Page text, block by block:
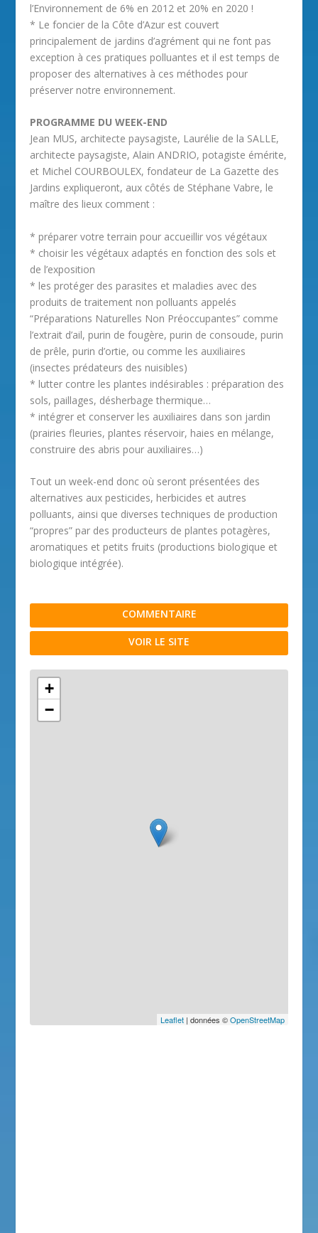
l’Environnement de 6% en 2012 et 20% en 2020 !
* Le foncier de la Côte d’Azur est couvert
principalement de jardins d’agrément qui ne font pas
exception à ces pratiques polluantes et il est temps de
proposer des alternatives à ces méthodes pour
préserver notre environnement.
PROGRAMME DU WEEK-END
Jean MUS, architecte paysagiste, Laurélie de la SALLE,
architecte paysagiste, Alain ANDRIO, potagiste émérite,
et Michel COURBOULEX, fondateur de La Gazette des
Jardins expliqueront, aux côtés de Stéphane Vabre, le
maître des lieux comment :
* préparer votre terrain pour accueillir vos végétaux
* choisir les végétaux adaptés en fonction des sols et
de l’exposition
* les protéger des parasites et maladies avec des
produits de traitement non polluants appelés
“Préparations Naturelles Non Préoccupantes” comme
l’extrait d’ail, purin de fougère, purin de consoude, purin
de prêle, purin d’ortie, ou comme les auxiliaires
(insectes prédateurs des nuisibles)
* lutter contre les plantes indésirables : préparation des
sols, paillages, désherbage thermique…
* intégrer et conserver les auxiliaires dans son jardin
(prairies fleuries, plantes réservoir, haies en mélange,
construire des abris pour auxiliaires…)
Tout un week-end donc où seront présentées des
alternatives aux pesticides, herbicides et autres
polluants, ainsi que diverses techniques de production
“propres” par des producteurs de plantes potagères,
aromatiques et petits fruits (productions biologique et
biologique intégrée).
COMMENTAIRE
VOIR LE SITE
+
−
Leaflet| données ©OpenStreetMap